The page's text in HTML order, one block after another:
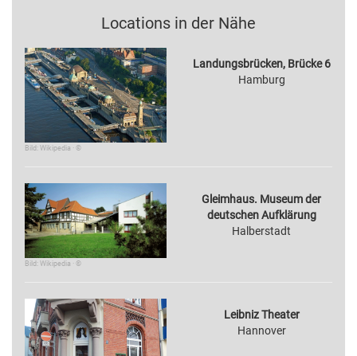
Locations in der Nähe
Bild: Wikipedia · ©
Landungsbrücken, Brücke 6
Hamburg
Bild: Wikipedia · ©
Gleimhaus. Museum der
deutschen Aufklärung
Halberstadt
Leibniz Theater
Hannover